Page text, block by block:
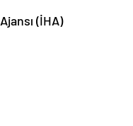
(İHA)